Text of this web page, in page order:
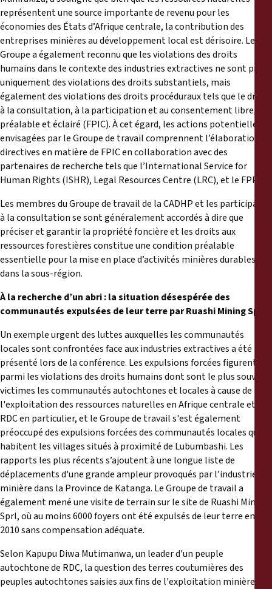
représentent une source importante de revenu pour les
économies des États d’Afrique centrale, la contribution des
entreprises minières au développement local est dérisoire. Le
Groupe a également reconnu que les violations des droits
humains dans le contexte des industries extractives ne sont pas
uniquement des violations des droits substantiels, mais
également des violations des droits procéduraux tels que le droit
à la consultation, à la participation et au consentement libre,
préalable et éclairé (FPIC). À cet égard, les actions potentielles
envisagées par le Groupe de travail comprennent l’élaboration de
directives en matière de FPIC en collaboration avec des
partenaires de recherche tels que l’International Service for
Human Rights (ISHR), Legal Resources Centre (LRC), et le FPP.
Les membres du Groupe de travail de la CADHP et les participants
à la consultation se sont généralement accordés à dire que
préciser et garantir la propriété foncière et les droits aux
ressources forestières constitue une condition préalable
essentielle pour la mise en place d’activités minières durables
dans la sous-région.
À la recherche d’un abri : la situation désespérée des
communautés expulsées de leur terre par Ruashi Mining Sprl
Un exemple urgent des luttes auxquelles les communautés
locales sont confrontées face aux industries extractives a été
présenté lors de la conférence. Les expulsions forcées figurent
parmi les violations des droits humains dont sont le plus souvent
victimes les communautés autochtones et locales à cause de
l'exploitation des ressources naturelles en Afrique centrale et en
RDC en particulier, et le Groupe de travail s'est également
préoccupé des expulsions forcées des communautés locales qui
habitent les villages situés à proximité de Lubumbashi. Les
rapports les plus récents s’ajoutent à une longue liste de
déplacements d'une grande ampleur provoqués par l’industrie
minière dans la Province de Katanga. Le Groupe de travail a
également mené une visite de terrain sur le site de Ruashi Mining
Sprl, où au moins 6000 foyers ont été expulsés de leur terre en
2010 sans compensation adéquate.
Selon Kapupu Diwa Mutimanwa, un leader d'un peuple
autochtone de RDC, la question des terres coutumières des
peuples autochtones saisies aux fins de l'exploitation minière